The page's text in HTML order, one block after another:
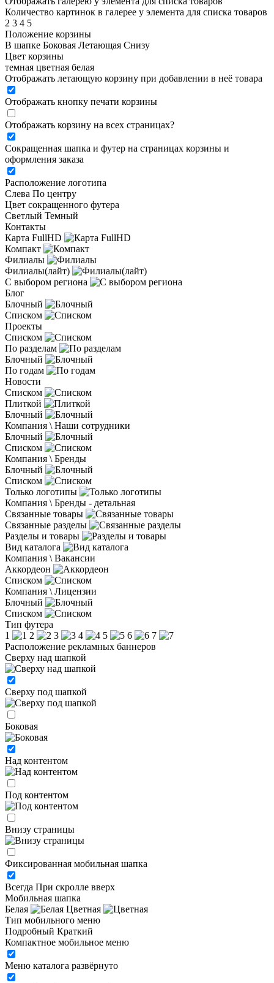
Количество картинок в галерее у элемента для списка товаров
2 3 4 5
Положение корзины
В шапке Боковая Летающая Снизу
Цвет корзины
темная цветная белая
Отображать летающую корзину при добавлении в неё товара
Отображать кнопку печати корзины
Отображать корзину на всех страницах?
Сокращенная шапка и футер на страницах корзины и
оформления заказа
Расположение логотипа
Cлева По центру
Цвет сокращенного футера
Светлый Темный
Контакты
Карта FullHD
Компакт
Филиалы
Филиалы(лайт)
С выбором региона
Блог
Блочный
Списком
Проекты
Списком
По разделам
Блочный
По годам
Новости
Списком
Плиткой
Блочный
Компания \ Наши сотрудники
Блочный
Списком
Компания \ Бренды
Блочный
Списком
Только логотипы
Компания \ Бренды - детальная
Связанные товары
Связанные разделы
Разделы и товары
Вид каталога
Компания \ Вакансии
Аккордеон
Списком
Компания \ Лицензии
Блочный
Списком
Тип футера
1
2 3 4 5 6
7
Расположение рекламных баннеров
Сверху над шапкой
Сверху под шапкой
Боковая
Над контентом
Под контентом
Внизу страницы
Фиксированная мобильная шапка
Всегда При скролле вверх
Мобильная шапка
Белая
Цветная
Тип мобильного меню
Подробный Краткий
Компактное мобильное меню
Меню каталога развёрнуто